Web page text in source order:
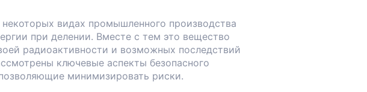
видах промышленного производства
при делении. Вместе с тем это вещество
радиоактивности и возможных последствий
ключевые аспекты безопасного
минимизировать риски.